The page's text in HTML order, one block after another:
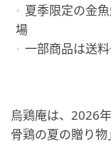
夏季限定の金
場
一部商品は送
烏鶏庵は、2026
骨鶏の夏の贈り物